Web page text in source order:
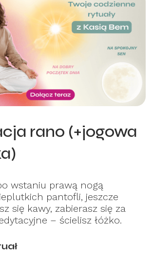
rano (+jogowa
wstaniu prawą nogą
pantofli, jeszcze
się kawy, zabierasz się za
– ścielisz łóżko.